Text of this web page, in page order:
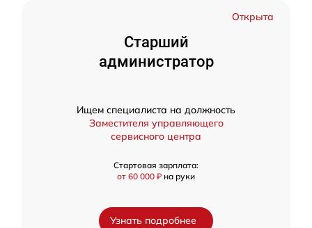
Открыта
Старший
администратор
Ищем специалиста на должность
Заместителя управляющего
сервисного центра
Стартовая зарплата:
от 60 000 ₽ на руки
Узнать подробнее